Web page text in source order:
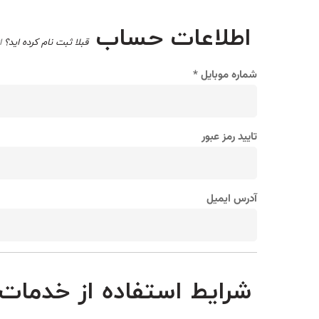
اطلاعات حساب قبلا ثبت نام کرده اید؟
شماره موبایل*
تایید رمز عبور
آدرس ایمیل
شرایط استفاده از خدمات